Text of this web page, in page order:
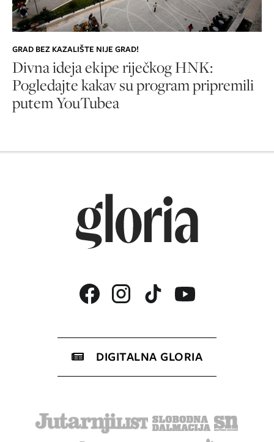
GRAD BEZ KAZALIŠTE NIJE GRAD!
Divna ideja ekipe riječkog HNK:
Pogledajte kakav su program pripremili
putem YouTubea
DIGITALNA GLORIA